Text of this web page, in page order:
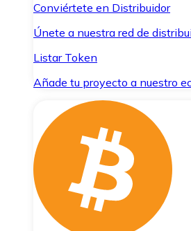
Conviértete en Distribuidor
Únete a nuestra red de
Listar Token
Añade tu proyecto a nuestro